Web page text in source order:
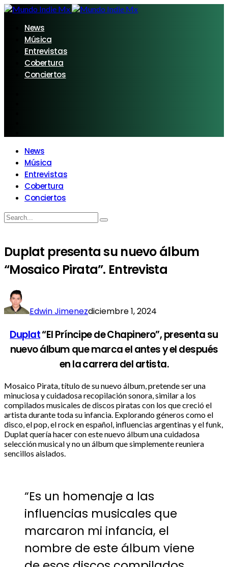
News
Música
Entrevistas
Cobertura
Conciertos
News
Música
Entrevistas
Cobertura
Conciertos
Duplat presenta su nuevo álbum
“Mosaico Pirata”. Entrevista
Edwin Jimenezdiciembre 1, 2024
Duplat“El Príncipe de Chapinero”, presenta su
nuevo álbum que marca el antes y el después
en la carrera del artista.
Mosaico Pirata, título de su nuevo álbum, pretende ser una
minuciosa y cuidadosa recopilación sonora, similar a los
compilados musicales de discos piratas con los que creció el
artista durante toda su infancia. Explorando géneros como el
disco, el pop, el rock en español, influencias argentinas y el funk,
Duplat quería hacer con este nuevo álbum una cuidadosa
selección musical y no un álbum que simplemente reuniera
sencillos aislados.
“Es un homenaje a las
influencias musicales que
marcaron mi infancia, el
nombre de este álbum viene